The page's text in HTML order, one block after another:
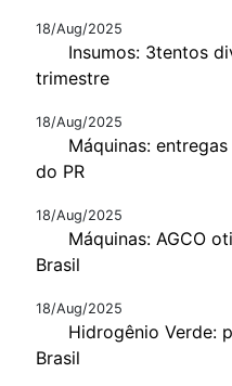
18/Aug/2025
Insumos: 3tentos
trimestre
18/Aug/2025
Máquinas:
do PR
18/Aug/2025
Máquinas: AGCO
Brasil
18/Aug/2025
Hidrogênio Verde:
Brasil